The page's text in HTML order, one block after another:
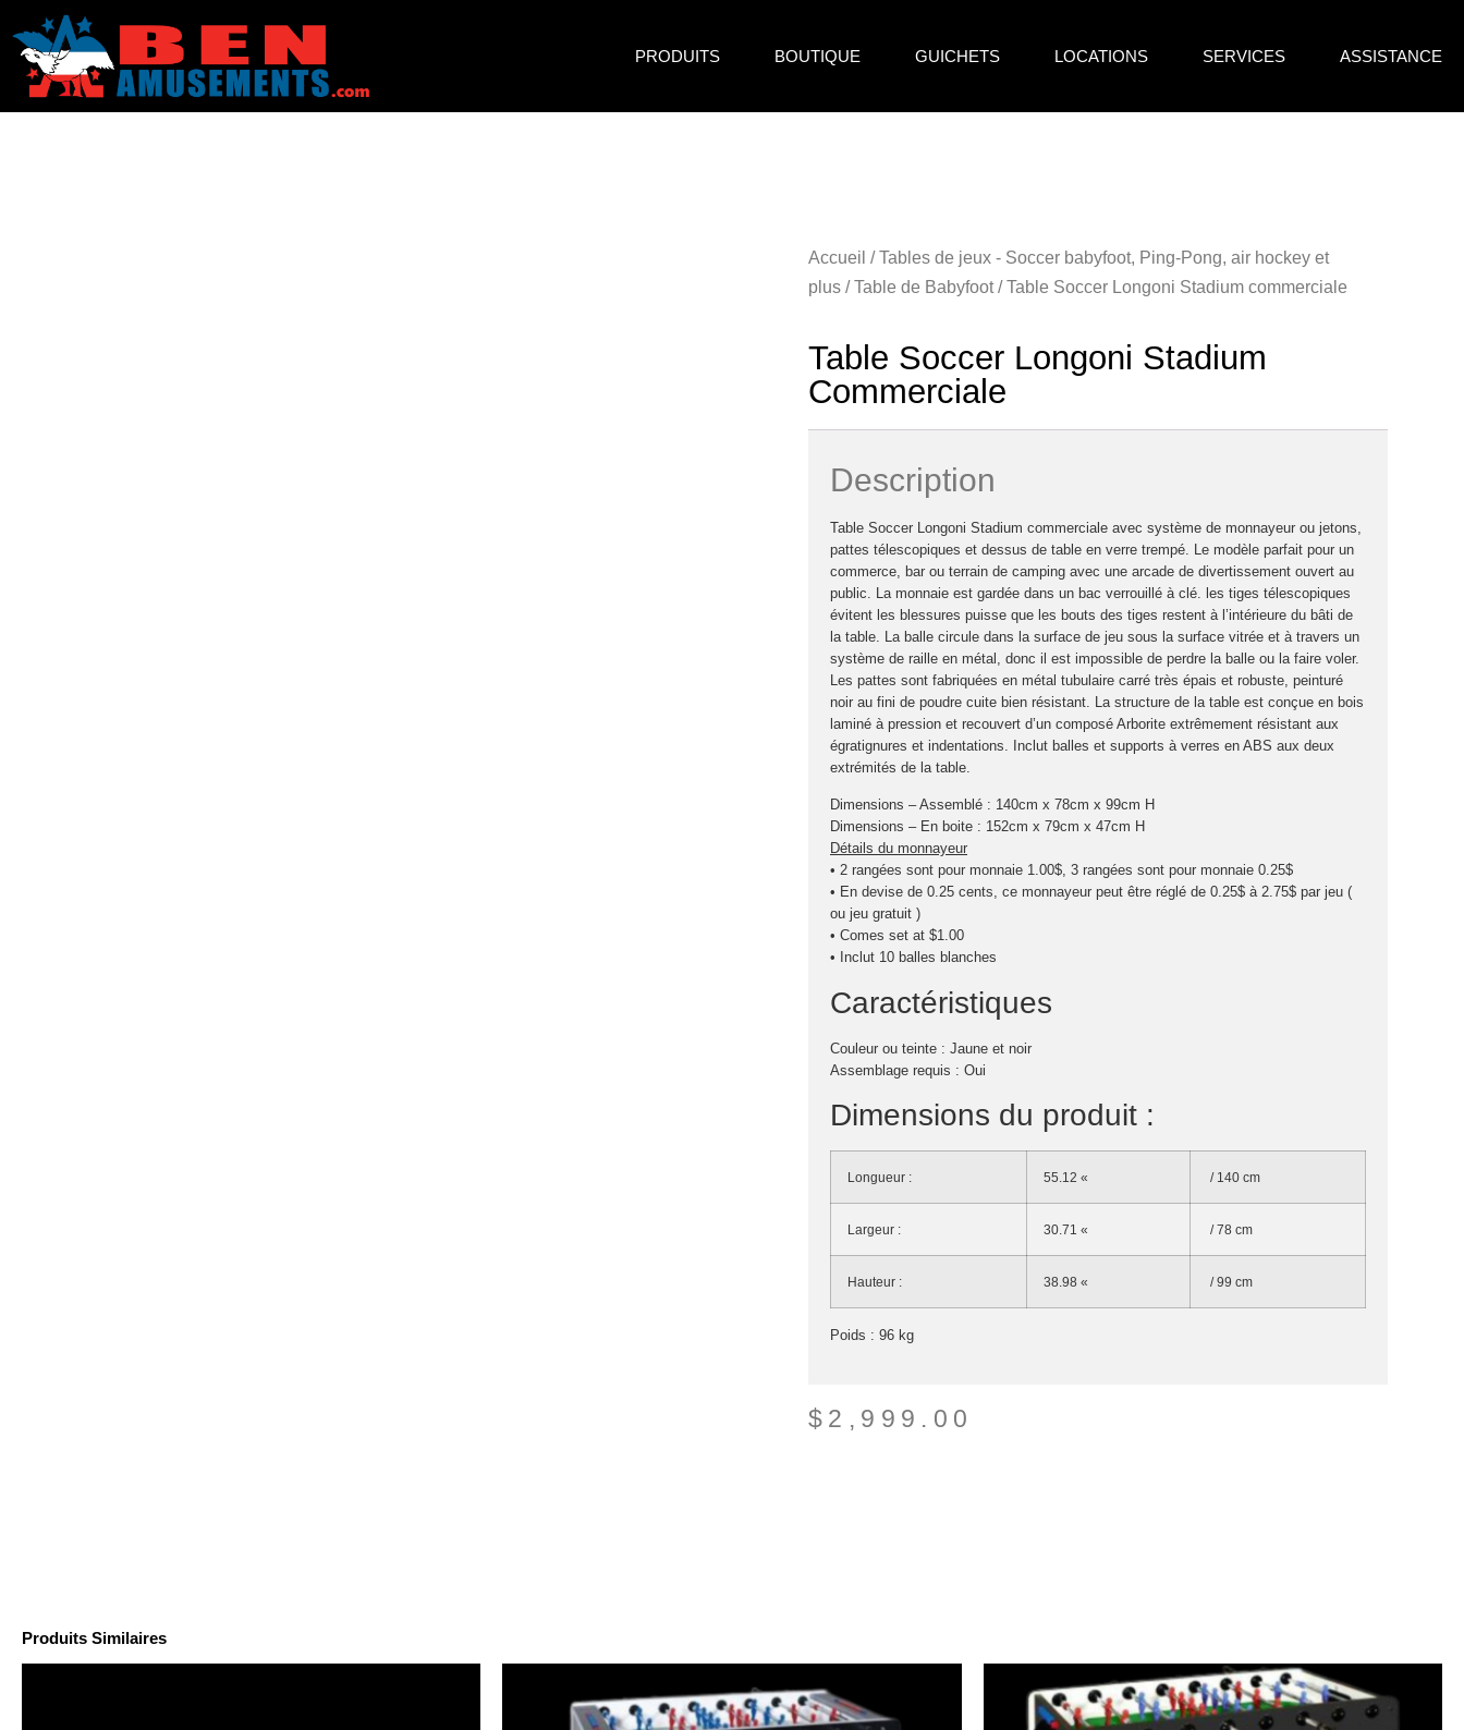
PRODUITS BOUTIQUE GUICHETS LOCATIONS SERVICES ASSISTANCE
Accueil /Tables de jeux - Soccer babyfoot, Ping-Pong, air hockey et
plus /Table de Babyfoot/ Table Soccer Longoni Stadium commerciale
Table Soccer Longoni Stadium
Commerciale
Description
Table Soccer Longoni Stadium commerciale avec système de monnayeur ou jetons,
pattes télescopiques et dessus de table en verre trempé. Le modèle parfait pour un
commerce, bar ou terrain de camping avec une arcade de divertissement ouvert au
public. La monnaie est gardée dans un bac verrouillé à clé. les tiges télescopiques
évitent les blessures puisse que les bouts des tiges restent à l’intérieure du bâti de
la table. La balle circule dans la surface de jeu sous la surface vitrée et à travers un
système de raille en métal, donc il est impossible de perdre la balle ou la faire voler.
Les pattes sont fabriquées en métal tubulaire carré très épais et robuste, peinturé
noir au fini de poudre cuite bien résistant. La structure de la table est conçue en bois
laminé à pression et recouvert d’un composé Arborite extrêmement résistant aux
égratignures et indentations. Inclut balles et supports à verres en ABS aux deux
extrémités de la table.
Dimensions – Assemblé : 140cm x 78cm x 99cm H
Dimensions – En boite : 152cm x 79cm x 47cm H
Détails du monnayeur
• 2 rangées sont pour monnaie 1.00$, 3 rangées sont pour monnaie 0.25$
• En devise de 0.25 cents, ce monnayeur peut être réglé de 0.25$ à 2.75$ par jeu (
ou jeu gratuit )
• Comes set at $1.00
• Inclut 10 balles blanches
Caractéristiques
Couleur ou teinte : Jaune et noir
Assemblage requis : Oui
Dimensions du produit :
Longueur : 55.12 « / 140 cm
Largeur : 30.71 « / 78 cm
Hauteur : 38.98 « / 99 cm
Poids : 96 kg
$ 2,999.00
Produits Similaires